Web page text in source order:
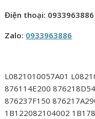
Điện thoại: 0933963886
Zalo: 0933963886
L0821010057A01
876114E200
876237F150
1B122082104002